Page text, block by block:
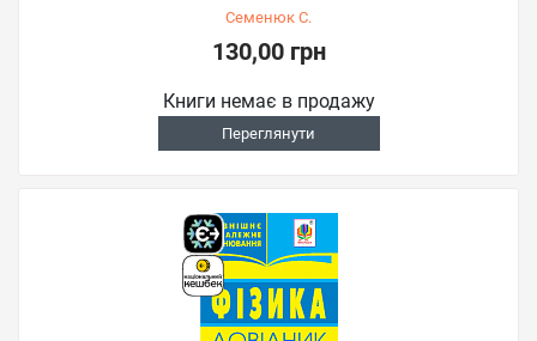
Семенюк С.
130,00 грн
Книги немає в продажу
Переглянути